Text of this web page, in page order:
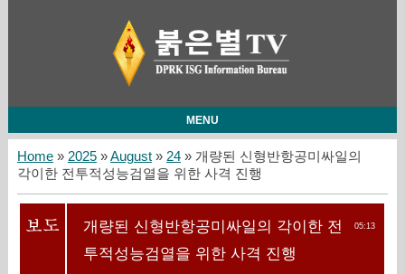
MENU
Home» 2025 »August » 24» 개량된 신형반항공미싸일의
각이한 전투적성능검열을 위한 사격 진행
05:13
개량된 신형반항공미싸일의 각이한 전
투적성능검열을 위한 사격 진행